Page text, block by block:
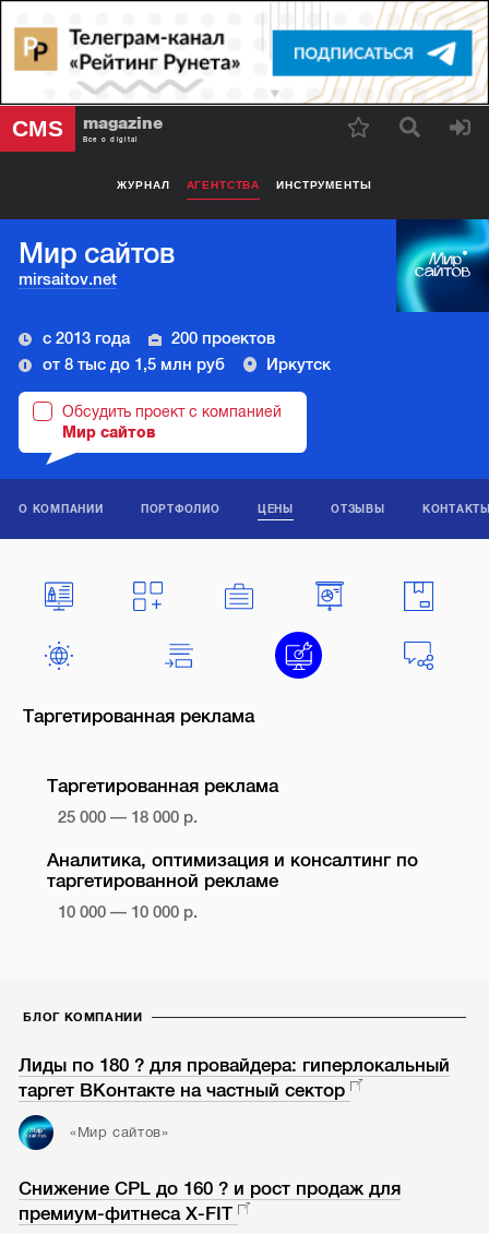
CMS magazine
Все о digital
ЖУРНАЛ АГЕНТСТВА ИНСТРУМЕНТЫ
Мир сайтов
mirsaitov.net
с 2013 года
200 проектов
от 8 тыс до 1,5 млн руб
Иркутск
Обсудить проект с компанией
Мир сайтов
О КОМПАНИИ ПОРТФОЛИО ЦЕНЫ ОТЗЫВЫ
Таргетированная реклама
Таргетированная реклама
25 000 — 18 000 р.
Аналитика, оптимизация и консалтинг по
таргетированной рекламе
10 000 — 10 000 р.
БЛОГ КОМПАНИИ
Лиды по 180 ? для провайдера: гиперлокальный
таргет ВКонтакте на частный сектор
«Мир сайтов»
Снижение CPL до 160 ? и рост продаж для
премиум-фитнеса X-FIT